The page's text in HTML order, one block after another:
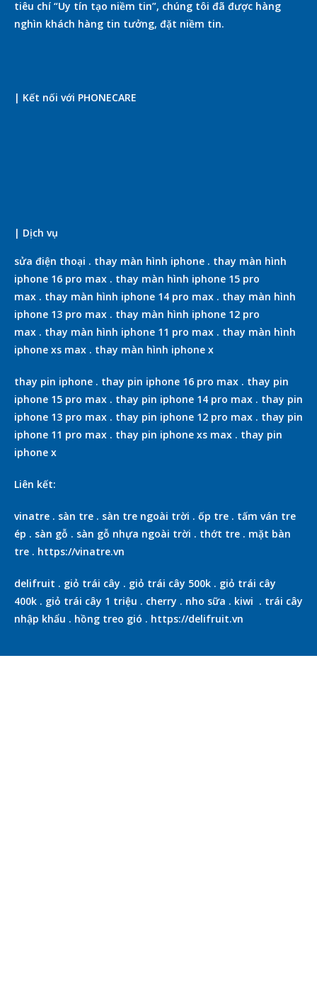
tiêu chí “Uy tín tạo niềm tin”, chúng tôi đã được hàng
nghìn khách hàng tin tưởng, đặt niềm tin.
| Kết nối với PHONECARE
| Dịch vụ
sửa điện thoại . thay màn hình iphone . thay màn hình
iphone 16 pro max . thay màn hình iphone 15 pro
max . thay màn hình iphone 14 pro max . thay màn hình
iphone 13 pro max . thay màn hình iphone 12 pro
max . thay màn hình iphone 11 pro max . thay màn hình
iphone xs max . thay màn hình iphone x
thay pin iphone . thay pin iphone 16 pro max . thay pin
iphone 15 pro max . thay pin iphone 14 pro max . thay pin
iphone 13 pro max . thay pin iphone 12 pro max . thay pin
iphone 11 pro max . thay pin iphone xs max . thay pin
iphone x
Liên kết:
vinatre . sàn tre . sàn tre ngoài trời . ốp tre . tấm ván tre
ép . sàn gỗ . sàn gỗ nhựa ngoài trời . thớt tre . mặt bàn
tre . https://vinatre.vn
delifruit . giỏ trái cây . giỏ trái cây 500k . giỏ trái cây
400k . giỏ trái cây 1 triệu . cherry . nho sữa . kiwi . trái cây
nhập khẩu . hồng treo gió . https://delifruit.vn